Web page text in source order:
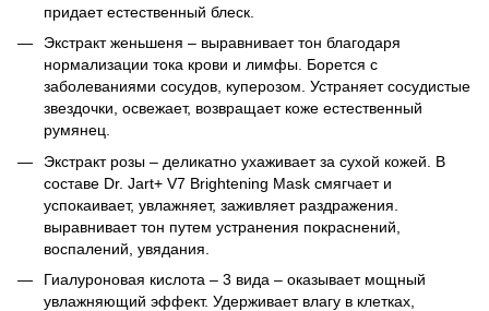
придает естественный блеск.
Экстракт женьшеня – выравнивает тон благодаря
нормализации тока крови и лимфы. Борется с
заболеваниями сосудов, куперозом. Устраняет сосудистые
звездочки, освежает, возвращает коже естественный
румянец.
Экстракт розы – деликатно ухаживает за сухой кожей. В
составе Dr. Jart+ V7 Brightening Mask смягчает и
успокаивает, увлажняет, заживляет раздражения.
выравнивает тон путем устранения покраснений,
воспалений, увядания.
Гиалуроновая кислота – 3 вида – оказывает мощный
увлажняющий эффект. Удерживает влагу в клетках,